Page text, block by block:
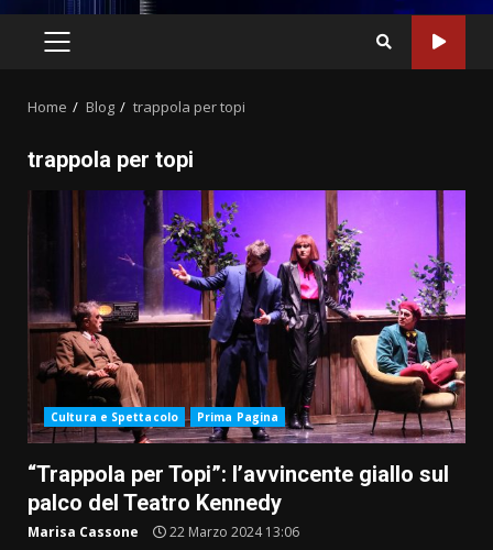
PRIMARY
Home Blog trappola per topi
trappola per topi
Cultura e Spettacolo Prima Pagina
“Trappola per Topi”: l’avvincente giallo sul
palco del Teatro Kennedy
Marisa Cassone 22 Marzo 2024 13:06